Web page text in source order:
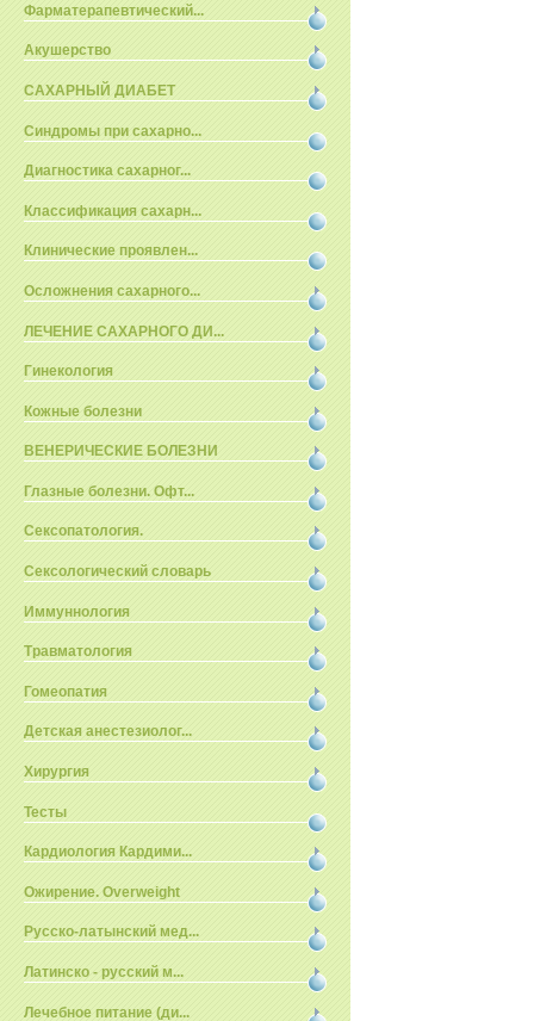
Фарматерапевтический...
Акушерство
САХАРНЫЙ ДИАБЕТ
Синдромы при сахарно...
Диагностика сахарног...
Классификация сахарн...
Клинические проявлен...
Осложнения сахарного...
ЛЕЧЕНИЕ САХАРНОГО ДИ...
Гинекология
Кожные болезни
ВЕНЕРИЧЕСКИЕ БОЛЕЗНИ
Глазные болезни. Офт...
Сексопатология.
Сексологический словарь
Иммуннология
Травматология
Гомеопатия
Детская анестезиолог...
Хирургия
Тесты
Кардиология Кардими...
Ожирение. Overweight
Русско-латынский мед...
Латинско - русский м...
Лечебное питание (ди...